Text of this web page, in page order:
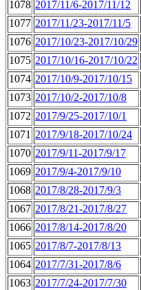
1078 2017/11/6-2017/11/12
1077 2017/11/23-2017/11/5
1076 2017/10/23-2017/10/29
1075 2017/10/16-2017/10/22
1074 2017/10/9-2017/10/15
1073 2017/10/2-2017/10/8
1072 2017/9/25-2017/10/1
1071 2017/9/18-2017/10/24
1070 2017/9/11-2017/9/17
1069 2017/9/4-2017/9/10
1068 2017/8/28-2017/9/3
1067 2017/8/21-2017/8/27
1066 2017/8/14-2017/8/20
1065 2017/8/7-2017/8/13
1064 2017/7/31-2017/8/6
1063 2017/7/24-2017/7/30